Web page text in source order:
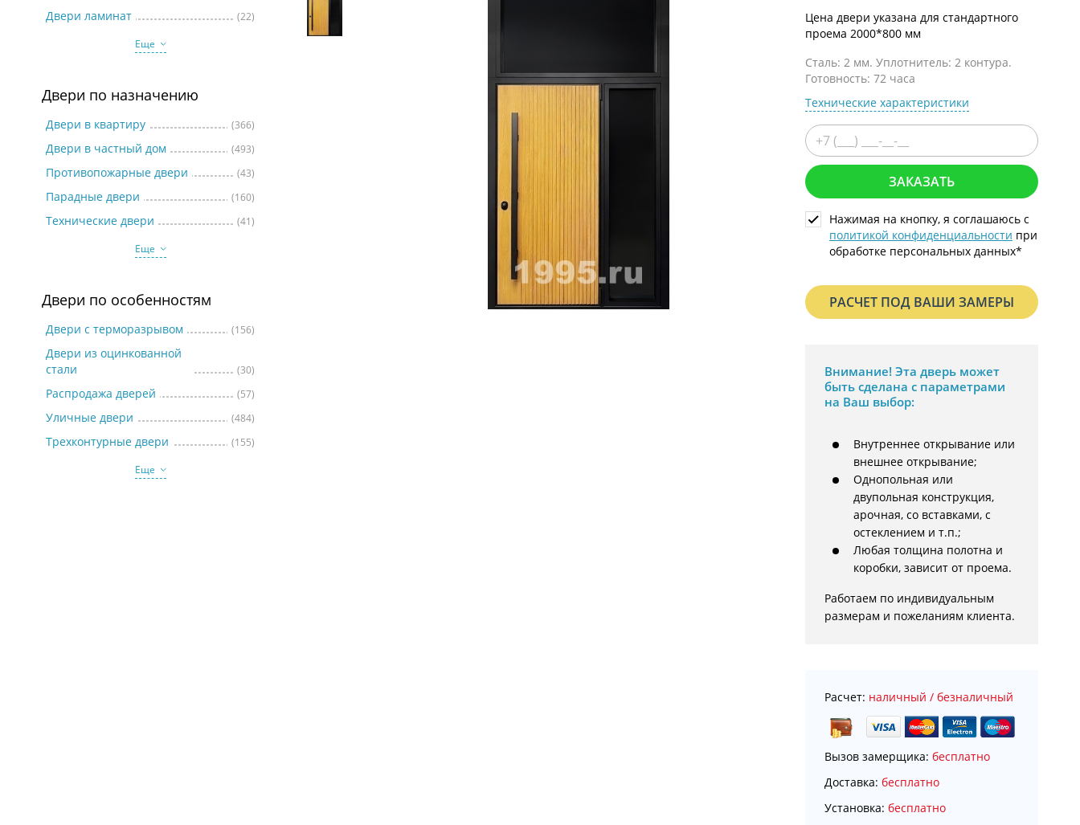
Двери ламинат
(22)
Еще
Двери по назначению
Двери в квартиру (366)
Двери в частный дом (493)
Противопожарные двери (43)
Парадные двери (160)
Технические двери
(41)
Еще
Двери по особенностям
Двери с терморазрывом (156)
Двери из оцинкованной
стали
(30)
Распродажа дверей (57)
Уличные двери (484)
Трехконтурные двери
(155)
Еще
Цена двери указана для стандартного
проема 2000*800 мм
Сталь: 2 мм. Уплотнитель: 2 контура.
Готовность: 72 часа
Технические характеристики
ЗАКАЗАТЬ
Нажимая на кнопку, я соглашаюсь с
политикой конфиденциальности при
обработке персональных данных*
РАСЧЕТ ПОД ВАШИ ЗАМЕРЫ
Внимание! Эта дверь может
быть сделана с параметрами
на Ваш выбор:
Внутреннее открывание или
внешнее открывание;
Однопольная или
двупольная конструкция,
арочная, со вставками, с
остеклением и т.п.;
Любая толщина полотна и
коробки, зависит от проема.
Работаем по индивидуальным
размерам и пожеланиям клиента.
Расчет: наличный / безналичный
Вызов замерщика: бесплатно
Доставка: бесплатно
Установка: бесплатно